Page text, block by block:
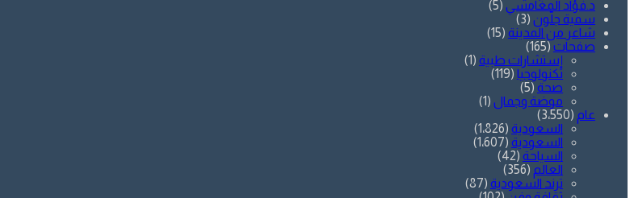
د.فؤاد المغامسي (5)
سمية جلّون (3)
شاعر من المدينة (15)
صفحات (165)
إستشارات طبية (1)
تكنولوجيا (119)
صحة (5)
موضة وجمال (1)
عام (3٬550)
السعودية (1٬826)
السعودية (1٬607)
السياحة (42)
العالم (356)
ترند السعودية (87)